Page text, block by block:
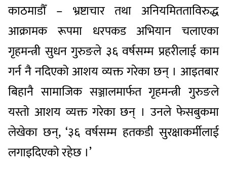
काठमाडौँ – भ्रष्टाचार तथा अनियमितताविरुद्ध
आक्रामक रूपमा धरपकड अभियान चलाएका
गृहमन्त्री सुधन गुरुङले ३६ वर्षसम्म प्रहरीलाई काम
गर्न नै नदिएको आशय व्यक्त गरेका छन् । आइतबार
बिहानै सामाजिक सञ्जालमार्फत गृहमन्त्री गुरुङले
यस्तो आशय व्यक्त गरेका छन् । उनले फेसबुकमा
लेखेका छन्, ‘३६ वर्षसम्म हतकडी सुरक्षाकर्मीलाई
लगाइदिएको रहेछ ।’